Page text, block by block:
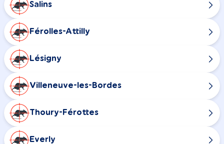
Salins
Férolles-Attilly
Lésigny
Villeneuve-les-Bordes
Thoury-Férottes
Everly